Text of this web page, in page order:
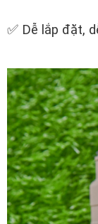
✅ Dễ lắp đặt,